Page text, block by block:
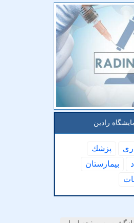
رادین
پزشك
بیمارستان